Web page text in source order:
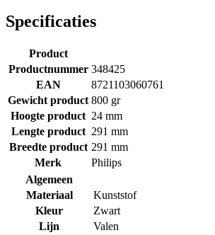
Specificaties
Product
Productnummer 348425
EAN
8721103060761
Gewicht product 800 gr
Hoogte product 24 mm
Lengte product 291 mm
Breedte product 291 mm
Merk
Philips
Algemeen
Materiaal
Kunststof
Kleur
Zwart
Lijn
Valen